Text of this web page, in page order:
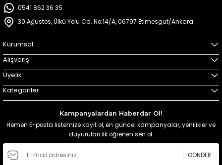
0541 862 36 35
30 Ağustos, Ülkü Yolu Cd. No:14/A, 06797 Etimesgut/Ankara
Kurumsal
Alışveriş
Üyelik
Kategoriler
Kampanyalardan Haberdar Ol!
Hemen E-posta listemize kayıt ol, en güncel kampanyalar, yenilikler ve
duyuruları ilk öğrenen sen ol.
GÖNDER